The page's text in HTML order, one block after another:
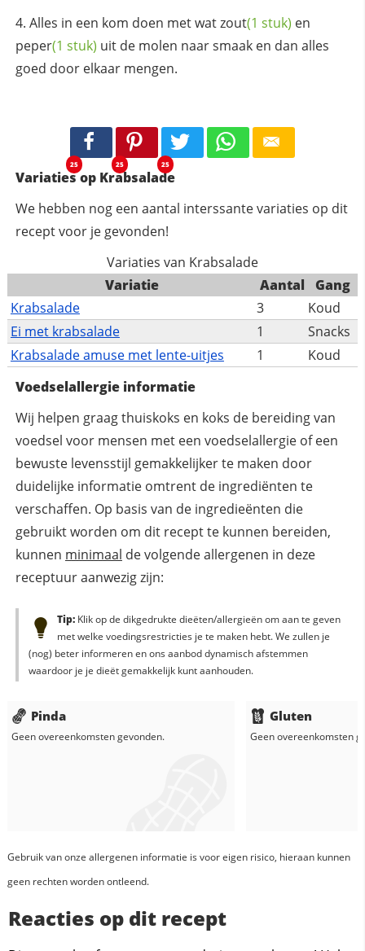
Alles in een kom doen met watzout(1 stuk) en
peper(1 stuk) uit de molen naar smaak en dan alles
goed door elkaar mengen.
25 25 25
Variaties op Krabsalade
We hebben nog een aantal interssante variaties op dit
recept voor je gevonden!
Variaties van Krabsalade
Variatie
Aantal
Gang
Krabsalade
3
Koud
Ei met krabsalade
1
Snacks
Krabsalade amuse met lente-uitjes
1
Koud
Voedselallergie informatie
Wij helpen graag thuiskoks en koks de bereiding van
voedsel voor mensen met een voedselallergie of een
bewuste levensstijl gemakkelijker te maken door
duidelijke informatie omtrent de ingrediënten te
verschaffen. Op basis van de ingredieënten die
gebruikt worden om dit recept te kunnen bereiden,
kunnen minimaal de volgende allergenen in deze
receptuur aanwezig zijn:
Tip:Klik op de dikgedrukte dieëten/allergieën om aan te geven
met welke voedingsrestricties je te maken hebt. We zullen je
(nog) beter informeren en ons aanbod dynamisch afstemmen
waardoor je je dieët gemakkelijk kunt aanhouden.
Pinda
Geen overeenkomsten gevonden.
Gluten
Geen overeenkomsten
Gebruik van onze allergenen informatie is voor eigen risico, hieraan kunnen
geen rechten worden ontleend.
Reacties op dit recept